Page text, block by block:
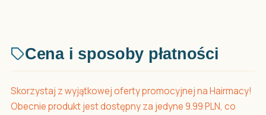
Cena i sposoby płatności
Skorzystaj z wyjątkowej oferty promocyjnej na Hairmacy!
Obecnie produkt jest dostępny za jedyne 9.99 PLN, co